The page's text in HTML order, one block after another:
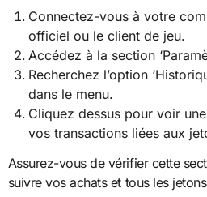
Connectez-vous à votre
officiel ou le client de jeu.
Accédez à la section
Recherchez l’option
dans le menu.
Cliquez dessus pour voir
vos transactions liées aux
Assurez-vous de vérifier cette
suivre vos achats et tous les